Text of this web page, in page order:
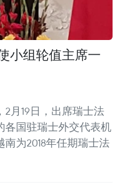
小组轮值主席一
月19日，出席瑞士法
各国驻瑞士外交代表机
为2018年任期瑞士法